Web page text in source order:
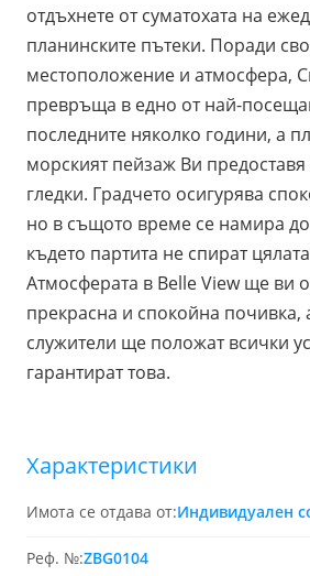
отдъхнете от суматохата на
планинските пътеки. Поради
местоположение и атмосфера,
превръща в едно от най-
последните няколко години, а
морският пейзаж Ви
гледки. Градчето осигурява
но в същото време се намира
където партита не спират
Атмосферата в Belle View ще ви
прекрасна и спокойна почивка,
служители ще положат всички
гарантират това.
Характеристики
Имота се отдава от:Индивидуален
Реф. №:ZBG0104